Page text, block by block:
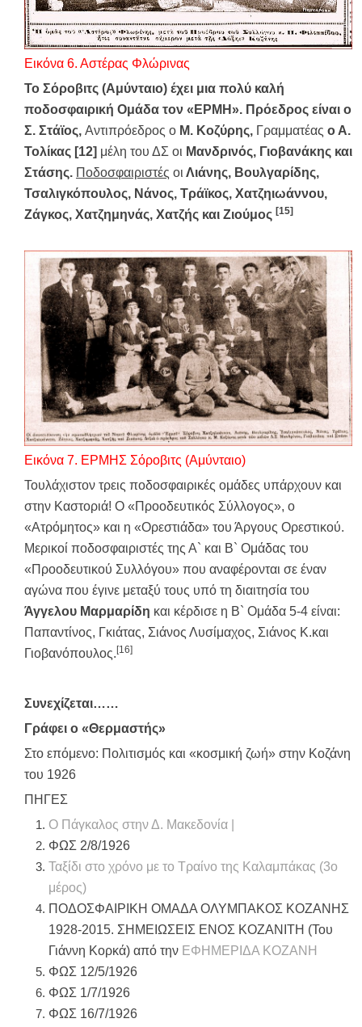
Εικόνα 6. Αστέρας Φλώρινας
Το Σόροβιτς (Αμύνταιο) έχει μια πολύ καλή
ποδοσφαιρική Ομάδα τον «ΕΡΜΗ». Πρόεδρος είναι ο
Σ. Στάϊος, Αντιπρόεδρος ο Μ. Κοζύρης, Γραμματέας ο Α.
Τολίκας [12] μέλη του ΔΣ οι Μανδρινός, Γιοβανάκης και
Στάσης. Ποδοσφαιριστές οι Λιάνης, Βουλγαρίδης,
Τσαλιγκόπουλος, Νάνος, Τράϊκος, Χατζηιωάννου,
Ζάγκος, Χατζημηνάς, Χατζής και Ζιούμος [15]
Εικόνα 7. ΕΡΜΗΣ Σόροβιτς (Αμύνταιο)
Τουλάχιστον τρεις ποδοσφαιρικές ομάδες υπάρχουν και
στην Καστοριά! Ο «Προοδευτικός Σύλλογος», ο
«Ατρόμητος» και η «Ορεστιάδα» του Άργους Ορεστικού.
Μερικοί ποδοσφαιριστές της Α` και Β` Ομάδας του
«Προοδευτικού Συλλόγου» που αναφέρονται σε έναν
αγώνα που έγινε μεταξύ τους υπό τη διαιτησία του
Άγγελου Μαρμαρίδη και κέρδισε η Β` Ομάδα 5-4 είναι:
Παπαντίνος, Γκιάτας, Σιάνος Λυσίμαχος, Σιάνος Κ.και
Γιοβανόπουλος. [16]
Συνεχίζεται……
Γράφει ο «Θερμαστής»
Στο επόμενο: Πολιτισμός και «κοσμική ζωή» στην Κοζάνη
του 1926
ΠΗΓΕΣ
Ο Πάγκαλος στην Δ. Μακεδονία |
ΦΩΣ 2/8/1926
Ταξίδι στο χρόνο με το Τραίνο της Καλαμπάκας (3ο
μέρος)
ΠΟΔΟΣΦΑΙΡΙΚΗ ΟΜΑΔΑ ΟΛΥΜΠΑΚΟΣ ΚΟΖΑΝΗΣ
1928-2015. ΣΗΜΕΙΩΣΕΙΣ ΕΝΟΣ ΚΟΖΑΝΙΤΗ (Του
Γιάννη Κορκά) από την ΕΦΗΜΕΡΙΔΑ KOZANH
ΦΩΣ 12/5/1926
ΦΩΣ 1/7/1926
ΦΩΣ 16/7/1926